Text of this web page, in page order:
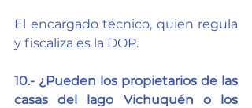
El encargado técnico, quien regula
y fiscaliza es la DOP.
10.- ¿Pueden los propietarios de las
casas del lago Vichuquén o los